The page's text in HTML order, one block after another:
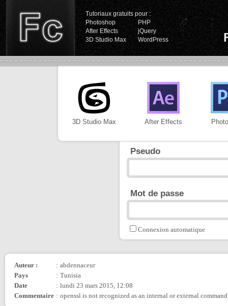
Tutoriaux gratuits pour :
Photoshop
PHP
After Effects
jQuery
3D Studio Max
WordPress
3D Studio Max After Effects
Pseudo
Mot de passe
Connexion automatique
Auteur : : abdennaceur
Pays
: Tunisia
Date
: lundi 23 mars 2015, 12:08
Commentaire : openssl is not recognized as an internal or external